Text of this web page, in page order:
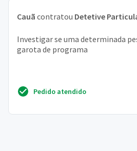
Cauã contratou Detetive
Investigar se uma determinada
garota de programa
Pedido atendido